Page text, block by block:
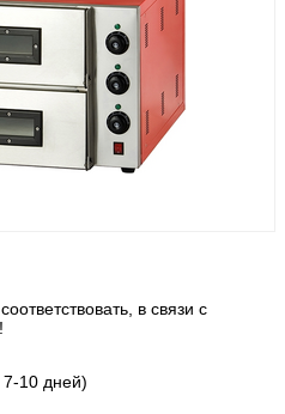
в связи с
7-10 дней)